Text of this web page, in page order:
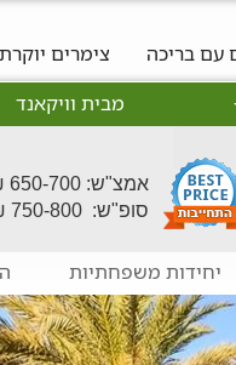
עם בריכה
צימרים
מבית וויקאנד
אמצ"ש: 650-700 ₪
סופ"ש: 750-800 ₪
יחידות משפחתיות